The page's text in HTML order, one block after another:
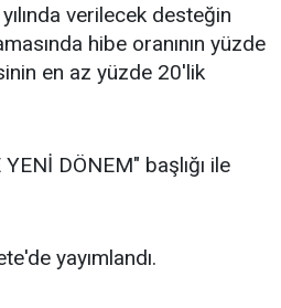
verilecek desteğin
hibe oranının yüzde
en az yüzde 20'lik
DÖNEM" başlığı ile
yayımlandı.